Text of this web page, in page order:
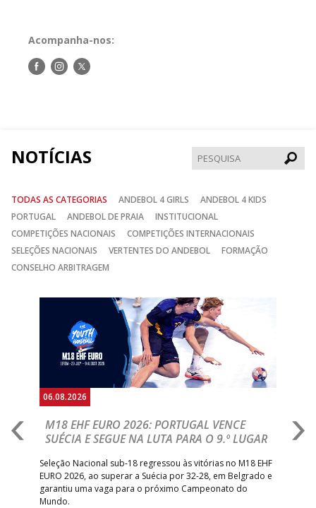
Acompanha-nos:
Siga-Siga-Siga-
NOTÍCIAS
TODAS AS CATEGORIAS ANDEBOL 4 GIRLS
ANDEBOL 4 KIDS
PORTUGAL
ANDEBOL DE PRAIA
INSTITUCIONAL
COMPETIÇÕES NACIONAIS
COMPETIÇÕES INTERNACIONAIS
SELEÇÕES NACIONAIS
VERTENTES DO ANDEBOL
FORMAÇÃO
CONSELHO ARBITRAGEM
06.08.2026
M18 EHF EURO 2026: PORTUGAL VENCE
SUÉCIA E SEGUE NA LUTA PARA O 9.º LUGAR
Seleção Nacional sub-18 regressou às vitórias no M18 EHF
EURO 2026, ao superar a Suécia por 32-28, em Belgrado e
garantiu uma vaga para o próximo Campeonato do
Mundo.